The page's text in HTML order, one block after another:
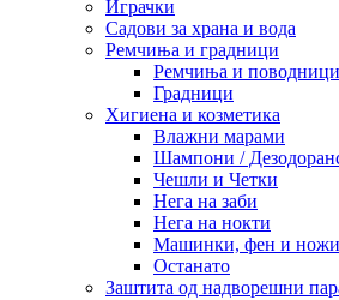
Играчки
Садови за храна и вода
Ремчиња и градници
Ремчиња и поводници
Градници
Хигиена и козметика
Влажни марами
Шампони /
Чешли и Четки
Нега на заби
Нега на нокти
Машинки, фен и
Останато
Заштита од надворешни